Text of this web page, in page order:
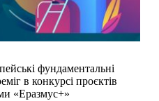
фундаментальні
в конкурсі проєктів
«Еразмус+»